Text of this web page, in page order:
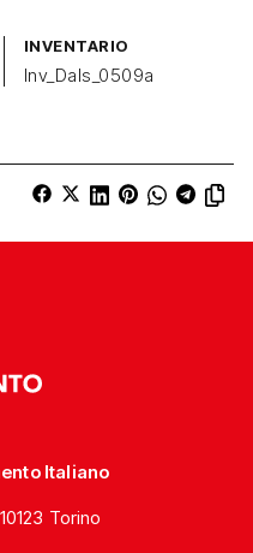
INVENTARIO
Inv_Dals_0509a
Italiano
Torino